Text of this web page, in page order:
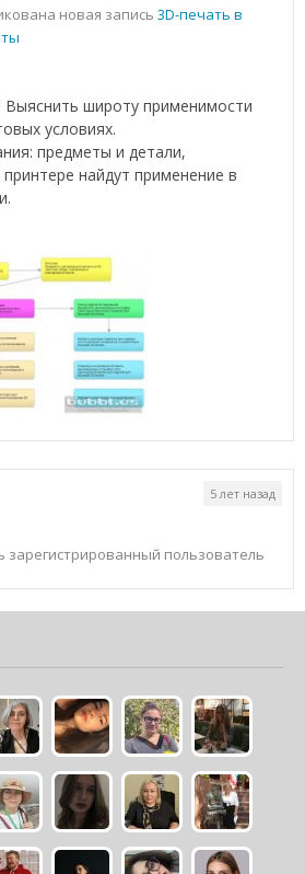
новая запись 3D-печать в
Выяснить широту применимости
условиях.
предметы и детали,
найдут применение в
зарегистрированный пользователь
5 лет назад